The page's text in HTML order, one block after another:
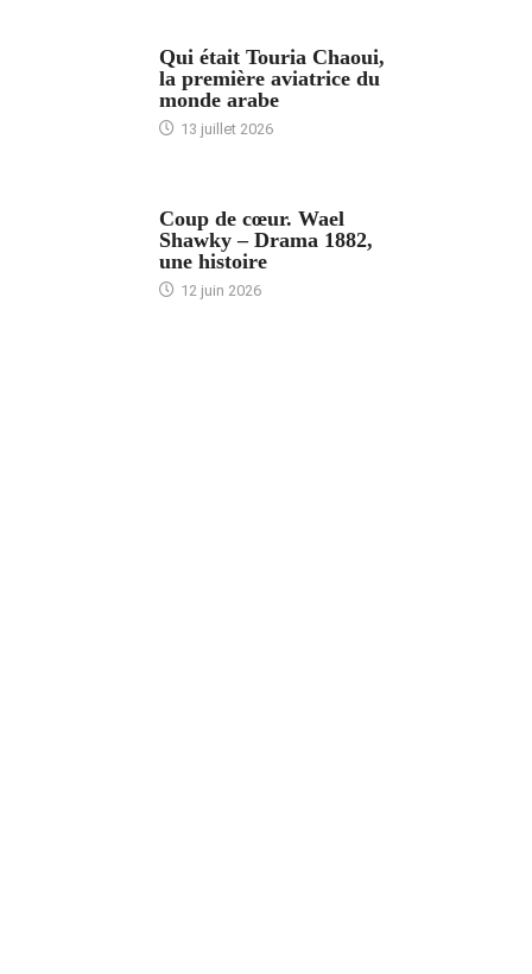
Qui était Touria Chaoui,
la première aviatrice du
monde arabe
13 juillet 2026
Coup de cœur. Wael
Shawky – Drama 1882,
une histoire
12 juin 2026